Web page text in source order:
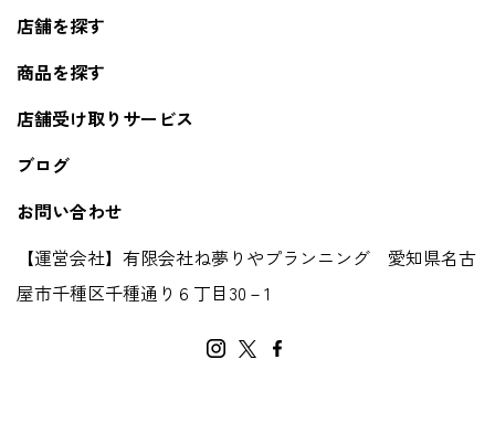
店舗を探す
商品を探す
店舗受け取りサービス
ブログ
お問い合わせ
【運営会社】有限会社ね夢りやプランニング 愛知県名古
屋市千種区千種通り６丁目30－1